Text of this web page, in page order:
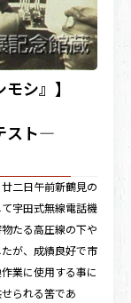
シ』】
―
二日午前新鶴見の
宇田式無線電話機
たる高圧線の下や
が、成績良好で市
業に使用する事に
られる筈であ